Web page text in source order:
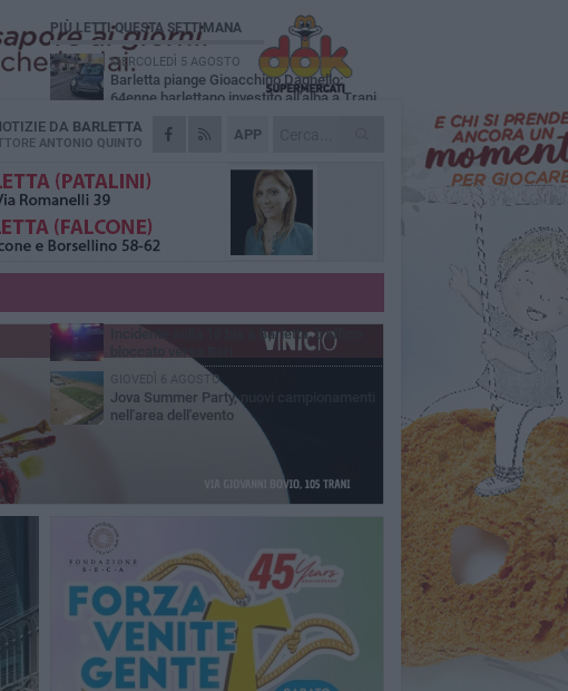
APP
DA BARLETTA
ANTONIO QUINTO
PIÙ LETTI QUESTA SETTIMANA
MERCOLEDÌ 5 AGOSTO
Barletta piange Gioacchino Dagnello:
64enne barlettano investito all'alba a Trani
GIOVEDÌ 6 AGOSTO
Il ricordo di "Cecco", il benzinaio col
separavano dalla pensione»
MERCOLEDÌ 5 AGOSTO
Jova Summer Party, giovedì mattina
sopralluogo nell'area dell'evento
DOMENICA 2 AGOSTO
Beni confiscati alla mafia. Nasce il servizio
VENERDÌ 7 AGOSTO
Incidente sulla 16 bis a Barletta, traffico
GIOVEDÌ 6 AGOSTO
Jova Summer Party, nuovi campionamenti
nell'area dell'evento